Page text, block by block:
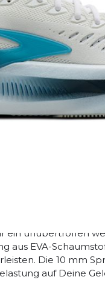
erhöhte Traktion
höchstem
bietet der
ein unübertroffen
aus EVA-
Die 10 mm
auf Deine